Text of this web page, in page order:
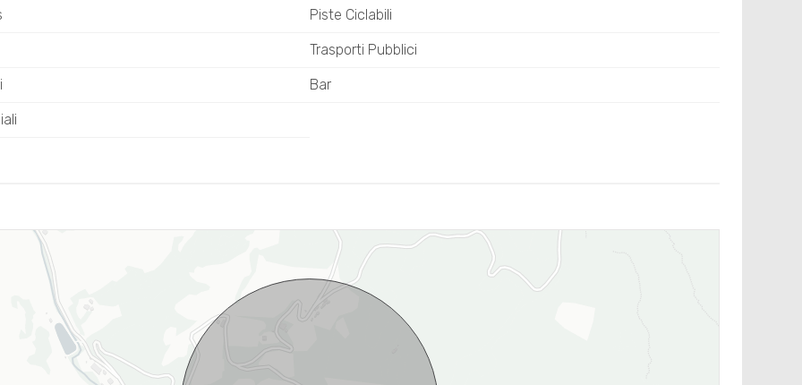
Piste Ciclabili
Trasporti Pubblici
Bar